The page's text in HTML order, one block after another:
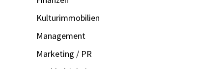
Kulturimmobilien
Management
Marketing / PR